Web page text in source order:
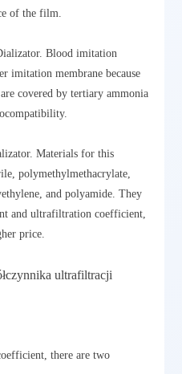
of the film.
Blood imitation
imitation membrane because
covered by tertiary ammonia
Materials for this
polymethylmethacrylate,
and polyamide. They
and ultrafiltration coefficient,
price.
ultrafiltracji
there are two